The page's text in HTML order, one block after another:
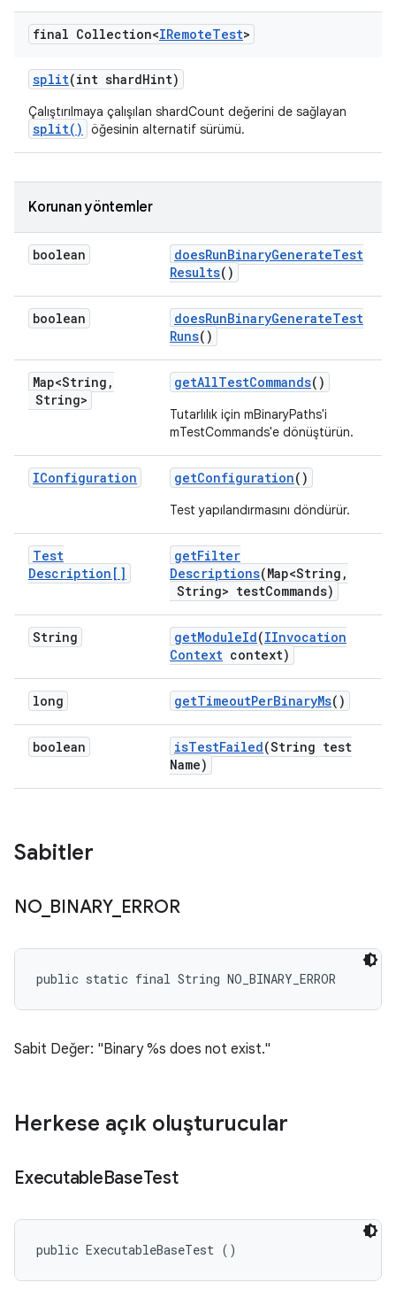
final Collection<IRemoteTest>
split(int shardHint)
Çalıştırılmaya çalışılan shardCount değerini de sağlayan
split() öğesinin alternatif sürümü.
Korunan yöntemler
boolean doesRunBinaryGenerateTest
Results()
boolean doesRunBinaryGenerateTest
Runs()
Map<String ,
String>
getAllTestCommands()
Tutarlılık için mBinaryPaths'i
mTestCommands'e dönüştürün.
IConfiguration getConfiguration()
Test yapılandırmasını döndürür.
Test
Description[]
getFilter
Descriptions(Map<String ,
String> testCommands)
String getModuleId(IInvocation
Context context)
long getTimeoutPerBinaryMs()
boolean isTestFailed(String test
Name)
Sabitler
NO_ BINARY_ ERROR
public static final String NO_BINARY_ERROR
Sabit Değer: "Binary %s does not exist."
Herkese açık oluşturucular
ExecutableBaseTest
public ExecutableBaseTest ()